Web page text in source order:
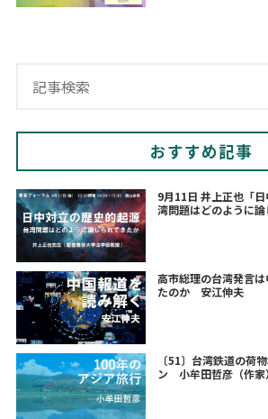
おすすめ記事
9月11日 井上正也「
湾問題はどのように論
高市総理の台湾発言
たのか 安江伸夫
〔51〕台湾鉄道の荷
ン 小牟田哲彦（作家）